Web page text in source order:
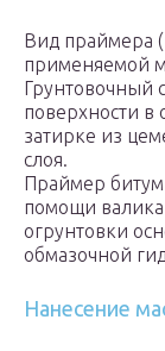
Вид праймера
применяемой
Грунтовочный
поверхности в
затирке из
слоя.
Праймер
помощи
огрунтовки
обмазочной
Нанесение